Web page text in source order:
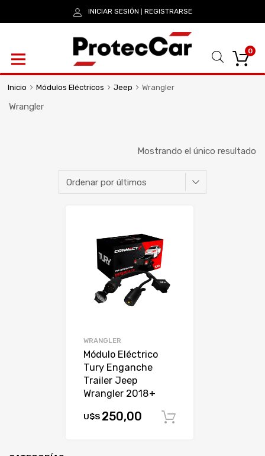
INICIAR SESIÓN REGISTRARSE
0
Inicio Módulos Eléctricos Jeep Wrangler
Wrangler
Mostrando el único resultado
WRANGLER
Módulo Eléctrico
Tury Enganche
Trailer Jeep
Wrangler 2018+
U$S 250,00